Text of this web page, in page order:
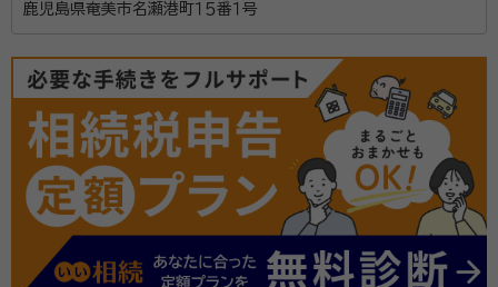
鹿児島県奄美市名瀬港町１５番１号